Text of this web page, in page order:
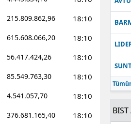
Manisa
Kahramanmaraş
Mardin
Muğla
Muş
Nevşehir
215.809.862,96 18:10
615.608.066,20 18:10
56.417.424,26 18:10
85.549.763,30 18:10
4.541.057,70 18:10
376.681.165,40 18:10